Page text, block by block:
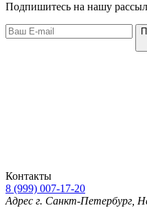
Подпишитесь на нашу
Контакты
8 (999) 007-17-20
Адрес г. Санкт-Петербург,